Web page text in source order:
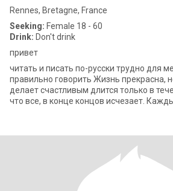
Rennes, Bretagne, France
Seeking: Female 18 - 60
Drink: Don't drink
привет
читать и писать по-русски трудно для
правильно говорить Жизнь прекрасна, но коротка. То, что
делает счастливым длится только в
что все, в конце концов исчезает. Каждый может принять